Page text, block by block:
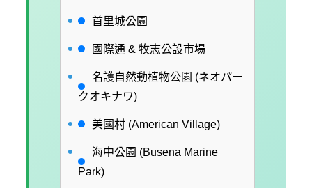
首里城公園
國際通 & 牧志公設市場
名護自然動植物公園 (ネオパー
クオキナワ)
美國村 (American Village)
海中公園 (Busena Marine
Park)